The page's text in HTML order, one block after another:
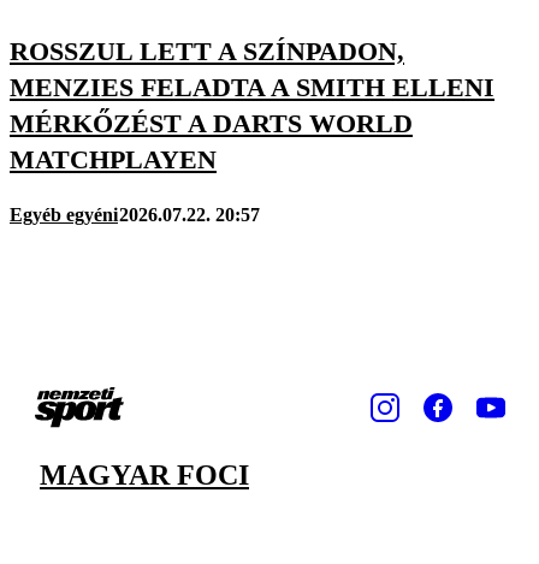
ROSSZUL LETT A SZÍNPADON,
MENZIES FELADTA A SMITH ELLENI
MÉRKŐZÉST A DARTS WORLD
MATCHPLAYEN
Egyéb egyéni2026.07.22. 20:57
MAGYAR FOCI